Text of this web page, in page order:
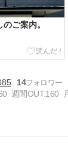
ご案内。
14
週間OUT:160